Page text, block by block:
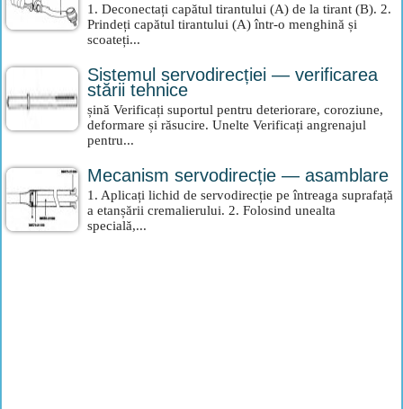
1. Deconectați capătul tirantului (A) de la tirant (B). 2.
Prindeți capătul tirantului (A) într-o menghină și
scoateți...
Sistemul servodirecției — verificarea
stării tehnice
șină Verificați suportul pentru deteriorare, coroziune,
deformare și răsucire. Unelte Verificați angrenajul
pentru...
Mecanism servodirecție — asamblare
1. Aplicați lichid de servodirecție pe întreaga suprafață
a etanșării cremalierului. 2. Folosind unealta
specială,...